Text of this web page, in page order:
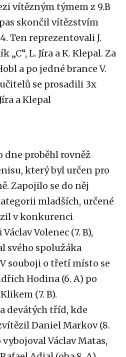
vítězným týmem z 9.B
skončil vítězstvím
Ten reprezentovali J.
„C“, L. Jíra a K. Klepal. Za
a po jedné brance V.
učitelů se prosadili 3x
a Klepal
dne proběhl rovněž
který byl určen pro
Zapojilo se do něj
mladších, určené
v konkurenci
Volenec (7. B),
svého spolužáka
souboji o třetí místo se
Hodina (6. A) po
(7. B).
devátých tříd, kde
Daniel Markov (8.
Václav Matas,